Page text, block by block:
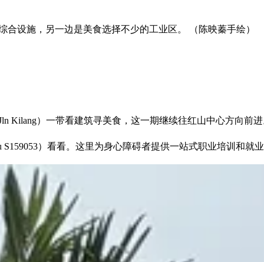
设施，另一边是美食选择不少的工业区。 （陈映蓁手绘）
Jln Kilang）一带看建筑寻美食，这一期继续往红山中心方向前进
）看看。这里为身心障碍者提供一站式职业培训和就